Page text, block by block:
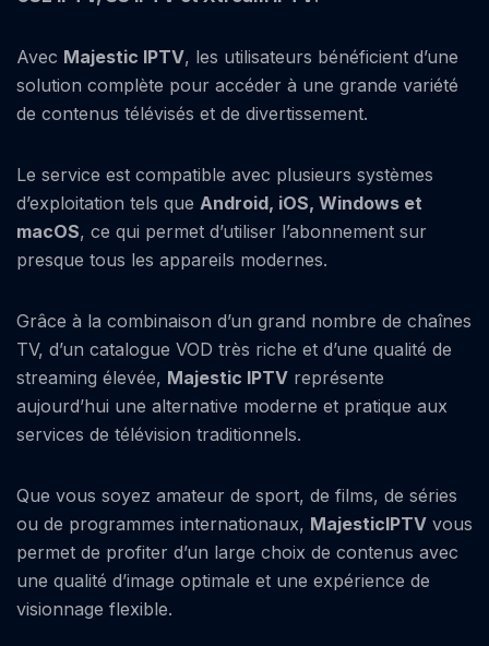
Avec Majestic IPTV, les utilisateurs bénéficient d’une
solution complète pour accéder à une grande variété
de contenus télévisés et de divertissement.
Le service est compatible avec plusieurs systèmes
d’exploitation tels que Android, iOS, Windows et
macOS, ce qui permet d’utiliser l’abonnement sur
presque tous les appareils modernes.
Grâce à la combinaison d’un grand nombre de chaînes
TV, d’un catalogue VOD très riche et d’une qualité de
streaming élevée, Majestic IPTV représente
aujourd’hui une alternative moderne et pratique aux
services de télévision traditionnels.
Que vous soyez amateur de sport, de films, de séries
ou de programmes internationaux, MajesticIPTV vous
permet de profiter d’un large choix de contenus avec
une qualité d’image optimale et une expérience de
visionnage flexible.